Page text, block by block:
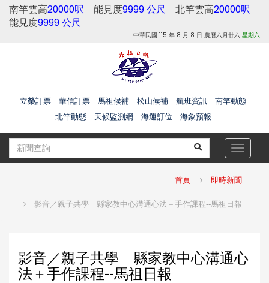
南竿雲高20000呎 能見度9999 公尺 北竿雲高20000呎
能見度9999 公尺
中華民國 115 年 8 月 8 日 農曆六月廿六 星期六
立榮訂票 華信訂票 馬祖候補 松山候補 航班資訊
南竿動態
北竿動態
天候監測網 海運訂位 海象預報
Toggle
首頁 即時新聞
影音／親子共學 縣家教中心溝通心法＋手作課程--馬祖日報
影音／親子共學 縣家教中心溝通心
法＋手作課程--馬祖日報